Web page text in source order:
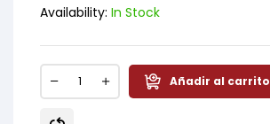
Availability: In Stock
Añadir al carrito